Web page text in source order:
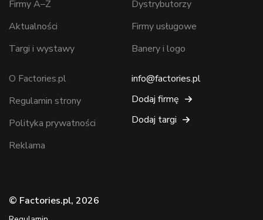
Firmy A–Z
Aktualności
Targi i wystawy
Dystrybutorzy
Firmy usługowe
Banery i logo
O Factories.pl
Regulamin strony
Polityka prywatności
Reklama
info@factories.pl
Dodaj firmę
Dodaj targi
© Factories.pl, 2026